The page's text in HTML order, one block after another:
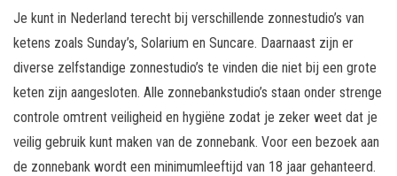
Je kunt in Nederland terecht bij verschillende zonnestudio’s van
ketens zoals Sunday’s, Solarium en Suncare. Daarnaast zijn er
diverse zelfstandige zonnestudio’s te vinden die niet bij een grote
keten zijn aangesloten. Alle zonnebankstudio’s staan onder strenge
controle omtrent veiligheid en hygiëne zodat je zeker weet dat je
veilig gebruik kunt maken van de zonnebank. Voor een bezoek aan
de zonnebank wordt een minimumleeftijd van 18 jaar gehanteerd.